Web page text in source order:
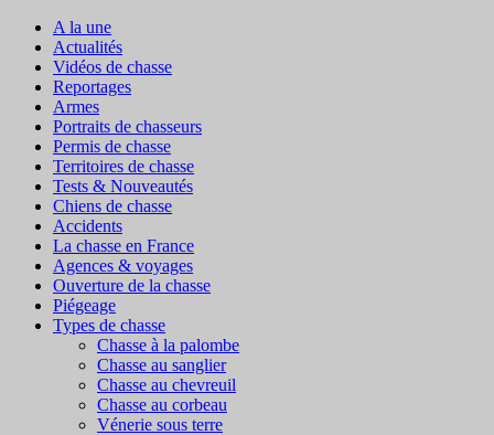
A la une
Actualités
Vidéos de chasse
Reportages
Armes
Portraits de chasseurs
Permis de chasse
Territoires de chasse
Tests & Nouveautés
Chiens de chasse
Accidents
La chasse en France
Agences & voyages
Ouverture de la chasse
Piégeage
Types de chasse
Chasse à la palombe
Chasse au sanglier
Chasse au chevreuil
Chasse au corbeau
Vénerie sous terre